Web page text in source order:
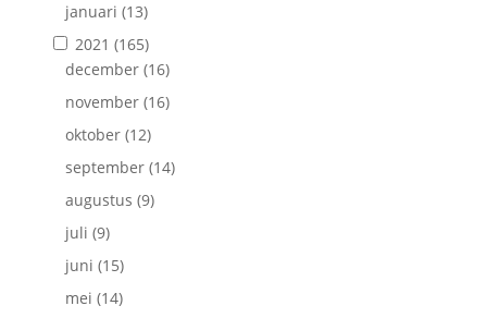
januari (13)
2021 (165)
december(16)
november(16)
oktober(12)
september(14)
augustus (9)
juli (9)
juni (15)
mei (14)